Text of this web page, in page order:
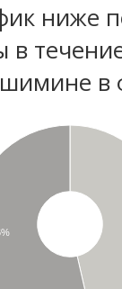
ниже
в
в